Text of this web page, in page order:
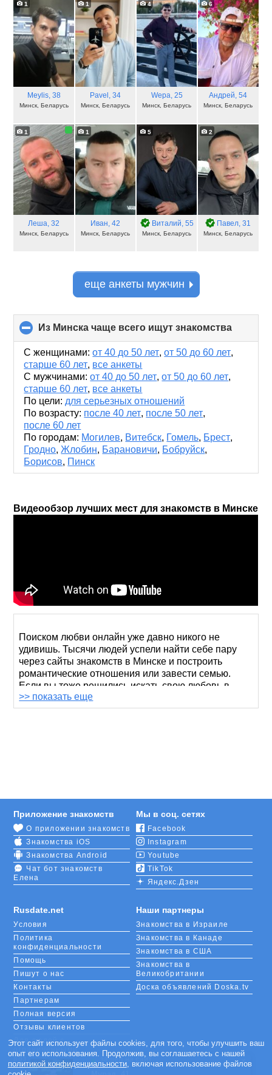
1
Meylis, 38
Минск, Беларусь
1
Pavel , 34
Минск, Беларусь
4
Wepa, 25
Минск, Беларусь
6
Андрей, 54
Минск, Беларусь
1
Леша, 32
Минск, Беларусь
1
Иван, 42
Минск, Беларусь
5
Виталий, 55
Минск, Беларусь
2
Павел, 31
Минск, Беларусь
еще анкеты мужчин
Из Минска чаще всего ищут знакомства
to
С женщинами: от 40 до 50 лет,от 50 до 60 лет,
старше 60 лет, все анкеты
С мужчинами: от 40 до 50 лет,от 50 до 60 лет,
старше 60 лет, все анкеты
По цели: для серьезных отношений
По возрасту: после 40 лет, после 50 лет,
после 60 лет
По городам: Могилев, Витебск, Гомель, Брест,
Гродно,Жлобин, Барановичи, Бобруйск,
Борисов, Пинск
Видеообзор лучших мест для знакомств в Минске
Поиском любви онлайн уже давно никого не
удивишь. Тысячи людей успели найти себе пару
через сайты знакомств в Минске и построить
романтические отношения или завести семью.
Если вы тоже решились искать свою любовь в
сети, все, что от вас требуется, – регистрация на
нашем сайте, размещение фото и анкеты. Наш
проходит легко и непринужденно. Когда люди
немного узнают друг друга и отыщут общие
интересы и точки соприкосновения, можно
переходить к реальным встречам.
Виртуальное общение с женщинами и мужчинами
из города Минск повышает самооценку. Ведь
скупиться на комплименты. Уже ради этого стоит
завести профиль.
>> показать еще
Rusdate.net
Условия
Политика
конфиденциальности
Помощь
Пишут о нас
Контакты
Партнерам
Полная версия
Отзывы клиентов
Для людей с
ограниченными
возможностями
Приложение знакомств
О приложении знакомств
Знакомства iOS
Знакомства Android
Чат бот знакомств
Елена
Мы в соц. сетях
Facebook
Instagram
Youtube
TikTok
Яндекс.Дзен
Наши партнеры
Знакомства в Израиле
Знакомства в Канаде
Знакомства в США
Знакомства в
Великобритании
Доска объявлений Doska.tv
Этот сайт использует файлы cookies, для того, чтобы улучшить ваш
опыт его использования. Продолжив, вы соглашаетесь с нашей
политикой конфиденциальности, включая использование файлов
×
зашёл на сайт